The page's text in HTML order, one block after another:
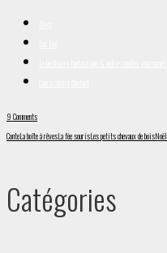
9 Comments
ConteLa boîte à rêvesLa fée sourisLes petits chevaux de boisNoël
Catégories